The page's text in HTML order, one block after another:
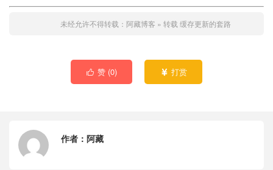
未经允许不得转载： 阿藏博客 » 转载 缓存更新的套路
 赞 (0)  打赏
作者： 阿藏